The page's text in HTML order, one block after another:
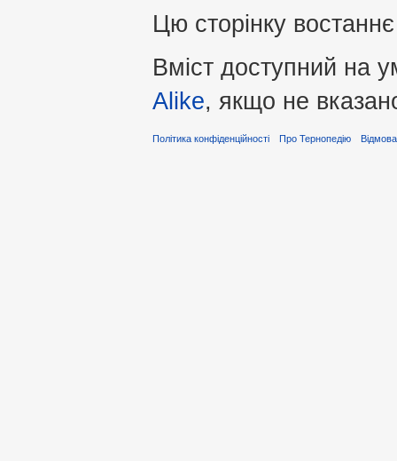
Цю сторінку
Вміст доступний на
Alike, якщо не
Політика конфіденційності Про Тернопедію Відмова